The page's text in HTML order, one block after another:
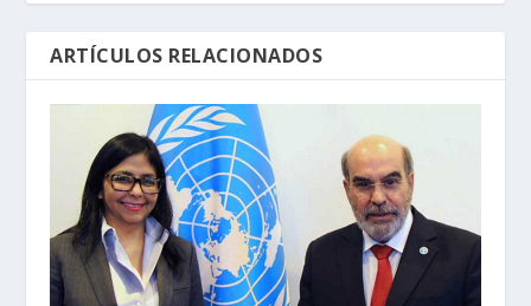
ARTÍCULOS RELACIONADOS